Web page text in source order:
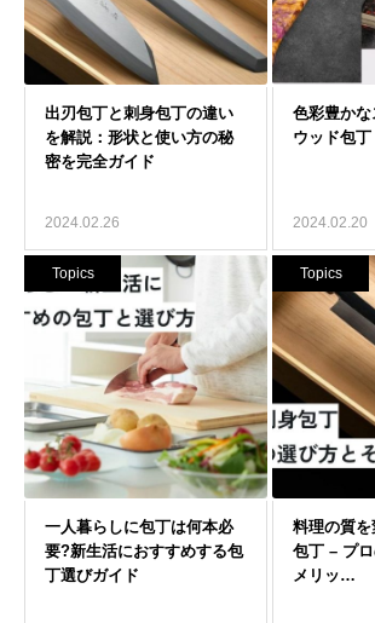
2024.02.26 2024.02.20
Topics Topics